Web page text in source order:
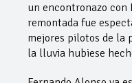
un encontronazo
remontada fue
mejores pilotos de la
la lluvia hubiese